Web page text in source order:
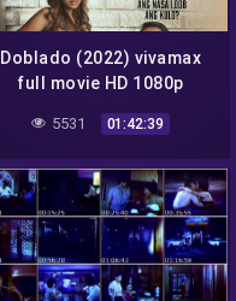
Doblado (2022) vivamax
full movie HD 1080p
5531 01:42:39